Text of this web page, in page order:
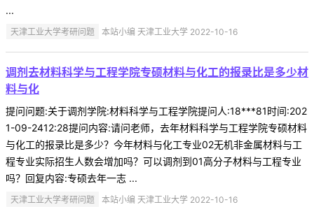
...
天津工业大学考研问题 本站小编 天津工业大学 2022-10-16
调剂去材料科学与工程学院专硕材料与化工的报录比是多少材
料与化
提问问题:关于调剂学院:材料科学与工程学院提问人:18***81时间:202
1-09-2412:28提问内容:请问老师，去年材料科学与工程学院专硕材料
与化工的报录比是多少？今年材料与化工专业02无机非金属材料与工
程专业实际招生人数会增加吗？可以调剂到01高分子材料与工程专业
吗？回复内容:专硕去年一志 ...
天津工业大学考研问题 本站小编 天津工业大学 2022-10-16